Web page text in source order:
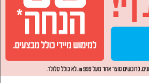
חצי אינטגרלי (2)
מדיחי כלים צרים (1)